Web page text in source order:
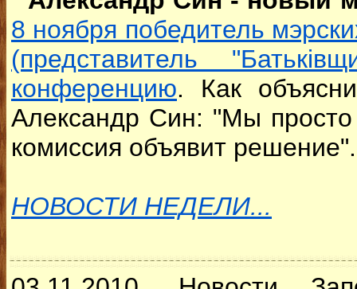
8 ноября победитель
(представитель
конференцию. Как
Александр Син: "Мы просто
комиссия объявит решение".
НОВОСТИ НЕДЕЛИ...